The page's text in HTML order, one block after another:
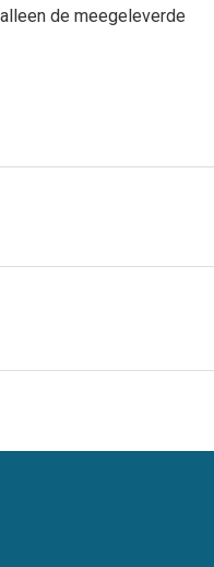
de meegeleverde